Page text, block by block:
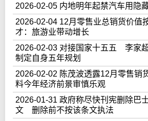
2026-02-05 内地明年起禁汽车用隐
2026-02-04 12月零售业总销货价
才：旅游业带动增长
2026-02-03 对接国家十五五 李家
制定自身五年规划
2026-02-02 陈茂波透露12月零售
料今年经济前景审慎乐观
2026-01-31 政府称尽快刊宪删除巴
文 删除前不按该条文执法